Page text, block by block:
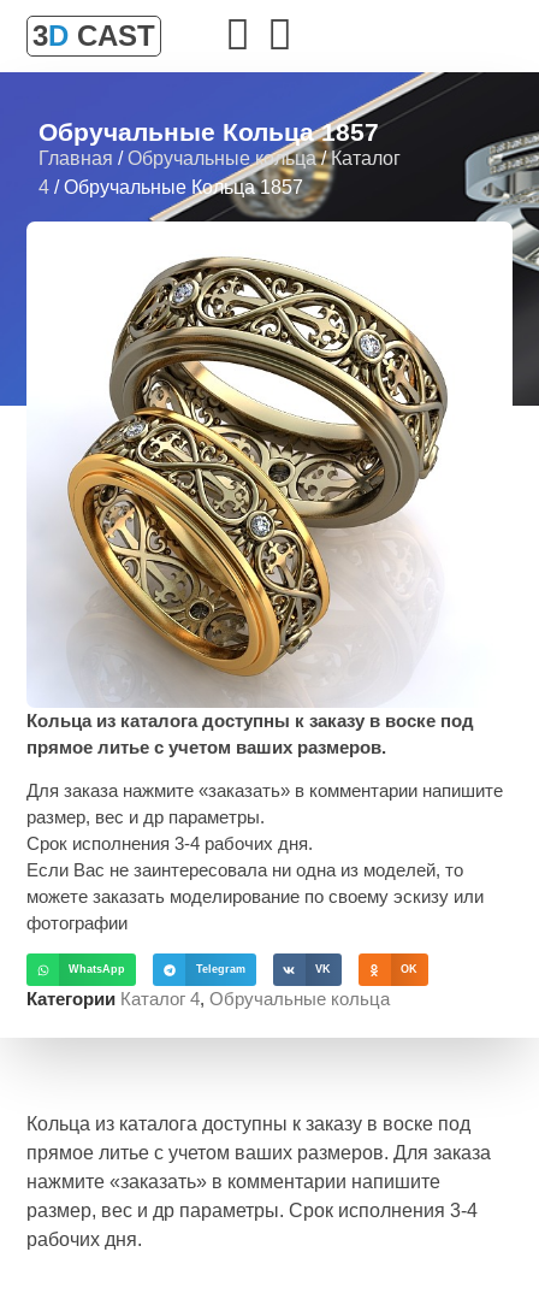
3D CAST
Обручальные Кольца 1857
Главная /Обручальные кольца/Каталог
4 / Обручальные Кольца 1857
Кольца из каталога доступны к заказу в воске под
прямое литье с учетом ваших размеров.
Для заказа нажмите «заказать» в комментарии напишите
размер, вес и др параметры.
Срок исполнения 3-4 рабочих дня.
Если Вас не заинтересовала ни одна из моделей, то
можете заказать моделирование по своему эскизу или
фотографии
WhatsApp Telegram VK OK
Категории Каталог 4,Обручальные кольца
Кольца из каталога доступны к заказу в воске под
прямое литье с учетом ваших размеров. Для заказа
нажмите «заказать» в комментарии напишите
размер, вес и др параметры. Срок исполнения 3-4
рабочих дня.